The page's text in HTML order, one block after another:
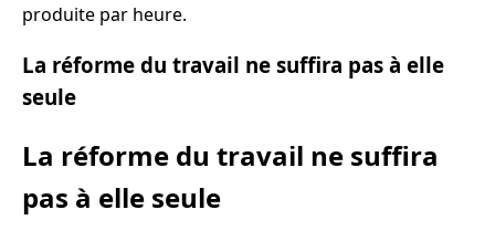
produite par heure.
La réforme du travail ne suffira pas à elle
seule
La réforme du travail ne suffira
pas à elle seule